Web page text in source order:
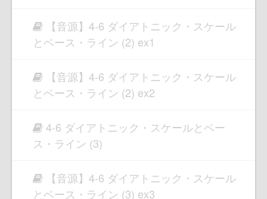
【音源】4-6 ダイアトニック・スケール
とベース・ライン (2) ex1
【音源】4-6 ダイアトニック・スケール
とベース・ライン (2) ex2
4-6 ダイアトニック・スケールとベー
ス・ライン (3)
【音源】4-6 ダイアトニック・スケール
とベース・ライン (3) ex3